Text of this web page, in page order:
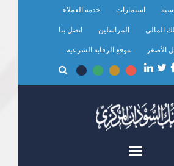
استمارات خدمة العملاء
المالي المراسلين اتصل بنا
الأصغر موقع الرقابة الشرعية